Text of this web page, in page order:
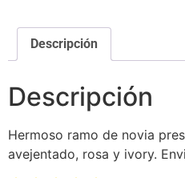
Descripción
Descripción
Hermoso ramo de novia
avejentado, rosa y ivory.